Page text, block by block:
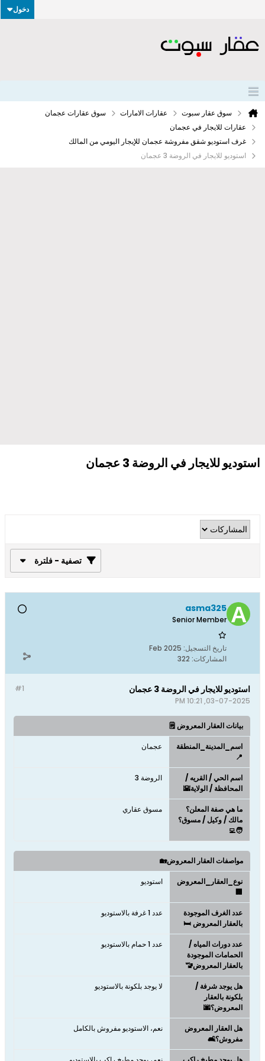
دخول
سوق عقار سبوت عقارات الامارات
سوق عقارات عجمان
عقارات للايجار في عجمان
غرف استوديو شقق مفروشة عجمان للإيجار اليومي من المالك
استوديو للايجار في الروضة 3 عجمان
استوديو للايجار في الروضة 3 عجمان
تصفية - فلترة
asma325
Senior Member
تاريخ التسجيل: Feb 2025
المشاركات: 322
#1 استوديو للايجار في الروضة 3 عجمان
03-07-2025, 10:21 PM
بيانات العقار المعروض 🗒️
اسم_المدينة_المنطقة
📍
عجمان
اسم الحي / القريه /
المحافظة / الولاية🌇
الروضة 3
ما هي صفة المعلن؟
مالك / وكيل / مسوق؟
🧑‍💻
مسوق عقاري
مواصفات العقار المعروض🏡
نوع_العقار_المعروض
🏢
استوديو
عدد الغرف الموجودة
بالعقار المعروض 🛏️
عدد 1 غرفة بالاستوديو
عدد دورات المياه /
الحمامات الموجودة
بالعقار المعروض🚾
عدد 1 حمام بالاستوديو
هل يوجد شرفة /
بلكونة بالعقار
المعروض؟🌆
لا يوجد بلكونة بالاستوديو
هل العقار المعروض
مفروش؟🛋️
نعم، الاستوديو مفروش بالكامل